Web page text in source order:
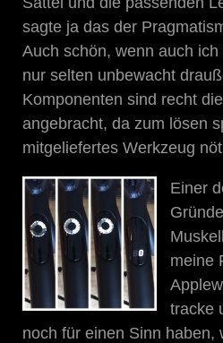
sagte ja das der
Auch schön, wenn auch
nur selten unbewacht
Komponenten sind recht
angebracht, da zum lösen
mitgeliefertes Werkzeug
Einer
meine
tracke
noch für einen Sinn haben,